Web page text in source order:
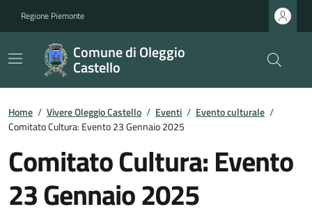
Regione Piemonte
Comune di Oleggio
Castello
Home / Vivere Oleggio Castello / Eventi / Evento culturale /
Comitato Cultura: Evento 23 Gennaio 2025
Comitato Cultura: Evento
23 Gennaio 2025